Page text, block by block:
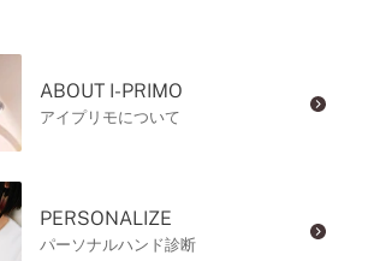
ABOUT I-PRIMO
アイプリモについて
PERSONALIZE
パーソナルハンド診断